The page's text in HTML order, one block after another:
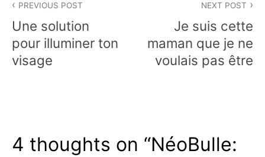
de
l’article
PREVIOUS POST
Une solution
pour illuminer ton
visage
NEXT POST
Je suis cette
maman que je ne
voulais pas être
4 thoughts on “NéoBulle: